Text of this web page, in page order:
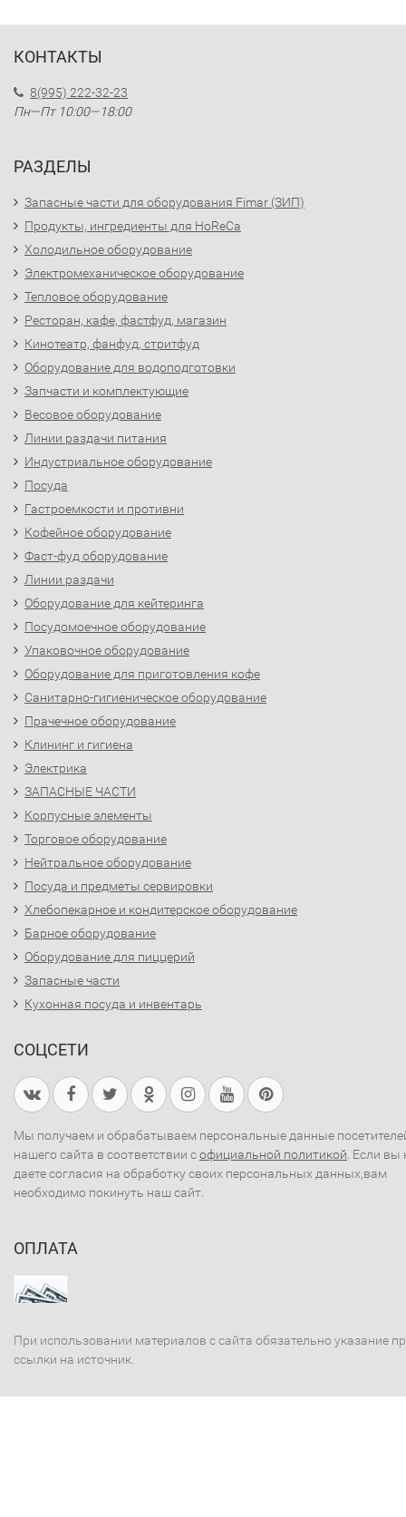
КОНТАКТЫ
8(995) 222-32-23
Пн—Пт 10:00—18:00
РАЗДЕЛЫ
Запасные части для оборудования Fimar (ЗИП)
Продукты, ингредиенты для HoReCa
Холодильное оборудование
Электромеханическое оборудование
Тепловое оборудование
Ресторан, кафе, фастфуд, магазин
Кинотеатр, фанфуд, стритфуд
Оборудование для водоподготовки
Запчасти и комплектующие
Весовое оборудование
Линии раздачи питания
Индустриальное оборудование
Посуда
Гастроемкости и противни
Кофейное оборудование
Фаст-фуд оборудование
Линии раздачи
Оборудование для кейтеринга
Посудомоечное оборудование
Упаковочное оборудование
Оборудование для приготовления кофе
Санитарно-гигиеническое оборудование
Прачечное оборудование
Клининг и гигиена
Электрика
ЗАПАСНЫЕ ЧАСТИ
Корпусные элементы
Торговое оборудование
Нейтральное оборудование
Посуда и предметы сервировки
Хлебопекарное и кондитерское оборудование
Барное оборудование
Оборудование для пиццерий
Запасные части
Кухонная посуда и инвентарь
СОЦСЕТИ
Мы получаем и обрабатываем персональные данные
нашего сайта в соответствии софициальной политикой . Если вы
даете согласия на обработку своих персональных данных,вам
необходимо покинуть наш сайт.
ОПЛАТА
При использовании материалов с сайта обязательно указание
ссылки на источник.